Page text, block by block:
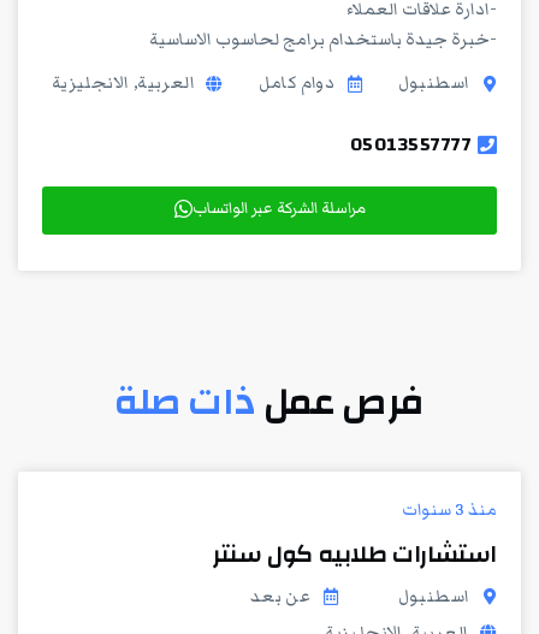
-ادارة علاقات العملاء
-خبرة جيدة باستخدام برامج لحاسوب الاساسية
اسطنبول
دوام كامل العربية, الانجليزية
05013557777
مراسلة الشركة عبر الواتساب
فرص عملذات صلة
منذ 3 سنوات
استشارات طلابيه كول سنتر
اسطنبول
عن بعد